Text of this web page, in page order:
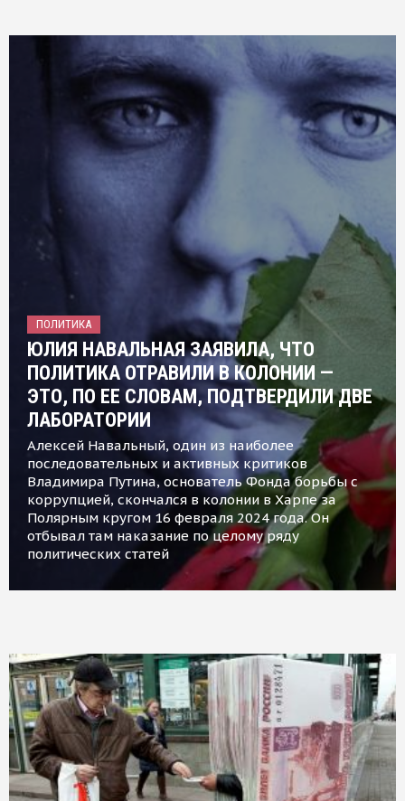
ПОЛИТИКА
ЮЛИЯ НАВАЛЬНАЯ ЗАЯВИЛА, ЧТО
ПОЛИТИКА ОТРАВИЛИ В КОЛОНИИ —
ЭТО, ПО ЕЕ СЛОВАМ, ПОДТВЕРДИЛИ ДВЕ
ЛАБОРАТОРИИ
Алексей Навальный, один из наиболее
последовательных и активных критиков
Владимира Путина, основатель Фонда борьбы с
коррупцией, скончался в колонии в Харпе за
Полярным кругом 16 февраля 2024 года. Он
отбывал там наказание по целому ряду
политических статей